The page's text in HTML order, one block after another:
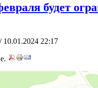
будет
10.01.2024 22:17